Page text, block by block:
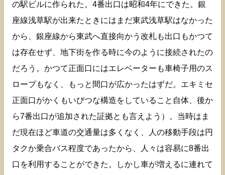
の駅ビルに作られた。4番出口は昭和4年にできた。銀
座線浅草駅が出来たときにはまだ東武浅草駅はなかった
から、銀座線から東武へ直接向かう改札も出口もかつて
は存在せず、地下街を作る時に今のように接続されたの
だろう。かつて正面口にはエレベーターも車椅子用のス
ロープもなく、もっと間口が広かったはずだ。エキミセ
正面口がかくもいびつな構造をしていること自体、後か
ら7番出口が追加された証拠とも言えよう）。当時はま
だ現在ほど車道の交通量は多くなく、人の移動手段は円
タクか乗合バス程度であったから、人々は容易に8番出
口を利用することができた。しかし車が増えるに連れて